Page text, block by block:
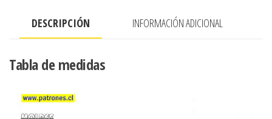
en
espalda
DESCRIPCIÓN INFORMACIÓN ADICIONAL
Tabla de medidas